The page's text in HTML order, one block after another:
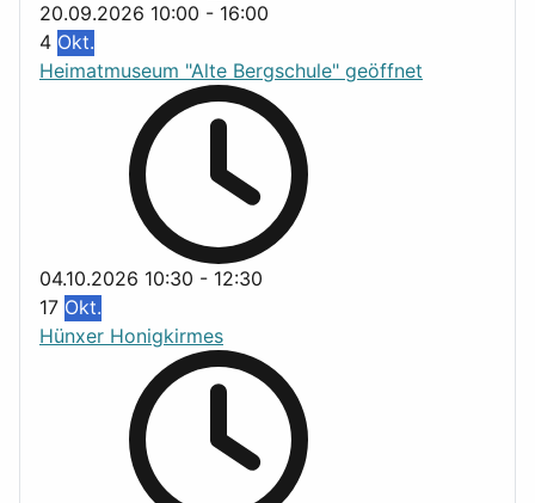
20.09.2026 10:00 - 16:00
4 Okt.
Heimatmuseum "Alte Bergschule" geöffnet
04.10.2026 10:30 - 12:30
17 Okt.
Hünxer Honigkirmes